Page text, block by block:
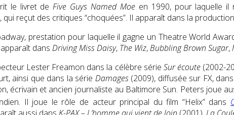
le livret deFive Guys Named Moeen 1990, pour laquelle il
reçut des critiques “choquées”. Il apparaît dans la
prestation pour laquelle il gagne un Theatre World
dans Driving Miss Daisy, The Wiz,Bubbling Brown Sugar,
Lester Freamon dans la célèbre série Sur écoute(2002-
ainsi que dans la série Damages(2009), diffusée sur FX,
écrivain et ancien journaliste au Baltimore Sun. Peters joue
. Il joue le rôle de acteur principal du film “Helix” dans